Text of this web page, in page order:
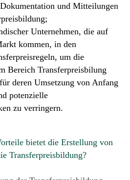
und Mitteilungen
Unternehmen, die auf
kommen, in den
um die
Bereich Transferpreisbilung
deren Umsetzung von Anfang
potenzielle
zu verringern.
bietet die Erstellung von
Transferpreisbildung?